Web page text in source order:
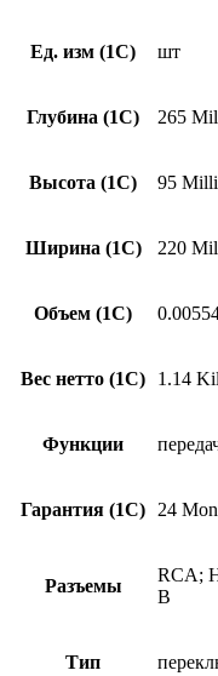
Ед. изм (1С) шт
Глубина (1С) 265
Высота (1С) 95
Ширина (1С) 220
Объем (1С)
Вес нетто (1С) 1.14
Функции
Гарантия (1С) 24
Разъемы
RCA;
B
Тип